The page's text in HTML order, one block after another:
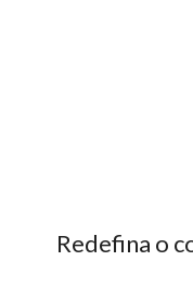
Redefina o